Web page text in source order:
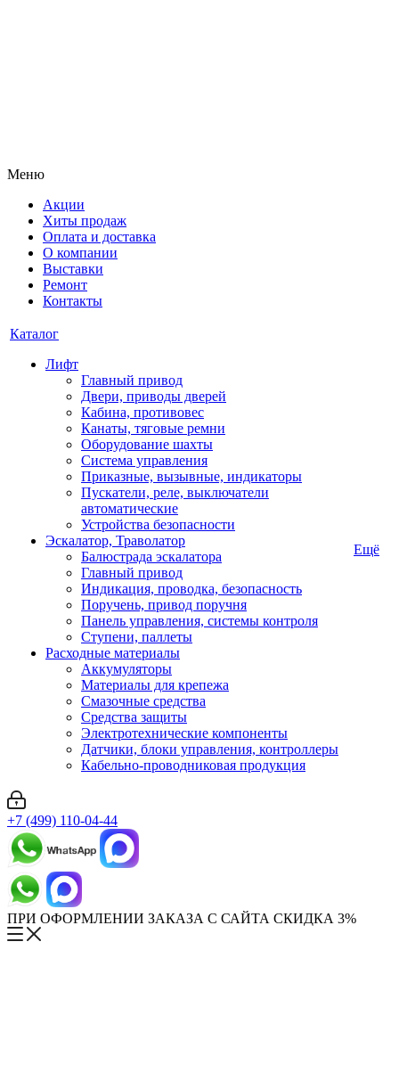
Меню
Акции
Хиты продаж
Оплата и доставка
О компании
Выставки
Ремонт
Контакты
Каталог
Лифт
Главный привод
Двери, приводы дверей
Кабина, противовес
Канаты, тяговые ремни
Оборудование шахты
Система управления
Приказные, вызывные, индикаторы
Пускатели, реле, выключатели
автоматические
Устройства безопасности
Эскалатор, Траволатор
Балюстрада эскалатора
Главный привод
Индикация, проводка, безопасность
Поручень, привод поручня
Панель управления, системы контроля
Ступени, паллеты
Расходные материалы
Аккумуляторы
Материалы для крепежа
Смазочные средства
Средства защиты
Электротехнические компоненты
Датчики, блоки управления, контроллеры
Кабельно-проводниковая продукция
Ещё
+7 (499) 110-04-44
ПРИ ОФОРМЛЕНИИ ЗАКАЗА С САЙТА СКИДКА 3%